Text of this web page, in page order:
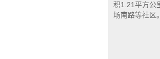
积1.21平方公
场南路等社区。